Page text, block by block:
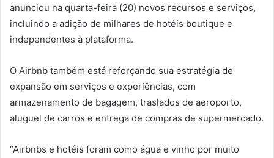
anunciou na quarta-feira (20) novos recursos e serviços,
incluindo a adição de milhares de hotéis boutique e
independentes à plataforma.
O Airbnb também está reforçando sua estratégia de
expansão em serviços e experiências, com
armazenamento de bagagem, traslados de aeroporto,
aluguel de carros e entrega de compras de supermercado.
“Airbnbs e hotéis foram como água e vinho por muito